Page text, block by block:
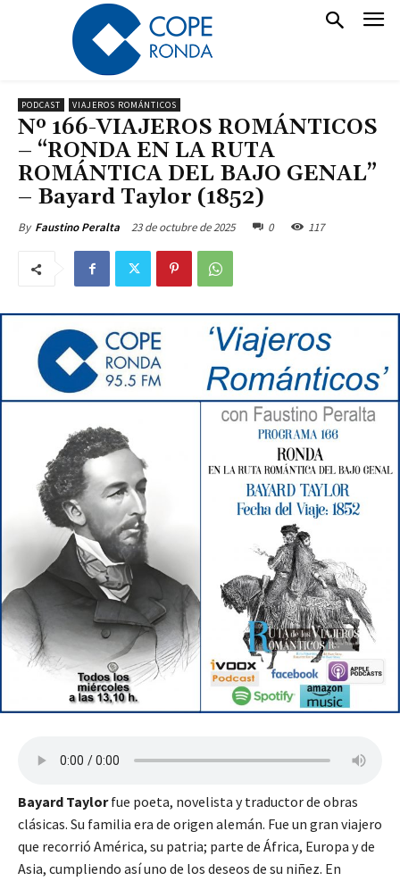
PODCAST VIAJEROS ROMÁNTICOS
Nº 166-VIAJEROS ROMÁNTICOS
– “RONDA EN LA RUTA
ROMÁNTICA DEL BAJO GENAL”
– Bayard Taylor (1852)
By Faustino Peralta 23 de octubre de 2025 0 117
Bayard Taylorfue poeta, novelista y traductor de obras
clásicas. Su familia era de origen alemán. Fue un gran viajero
que recorrió América, su patria; parte de África, Europa y de
Asia, cumpliendo así uno de los deseos de su niñez. En